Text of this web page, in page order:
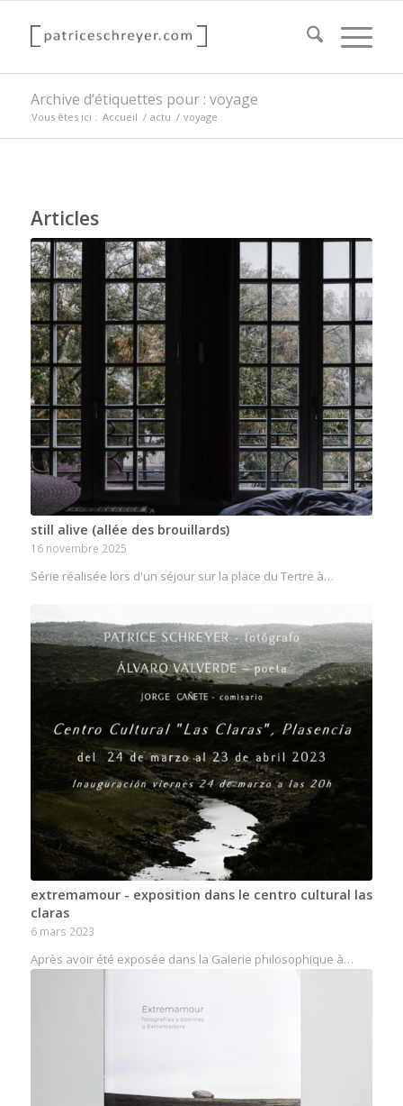
Archive d’étiquettes pour : voyage
Vous êtes ici : Accueil / actu / voyage
Articles
still alive (allée des brouillards)
16 novembre 2025
Série réalisée lors d'un séjour sur la place du Tertre à…
extremamour - exposition dans le centro cultural las
claras
6 mars 2023
Après avoir été exposée dans la Galerie philosophique à…